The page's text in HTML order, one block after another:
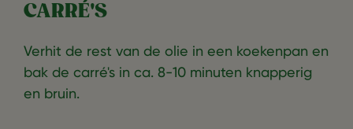
CARRÉ'S
Verhit de rest van de olie in een koekenpan en
bak de carré's in ca. 8-10 minuten knapperig
en bruin.